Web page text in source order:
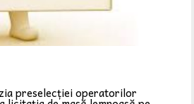
preselecției operatorilor